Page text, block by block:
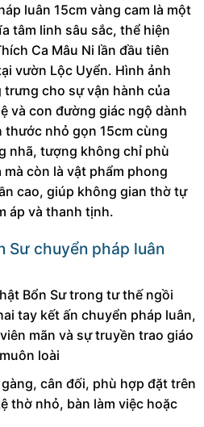
luân 15cm vàng cam là một
tâm linh sâu sắc, thể hiện
Ca Mâu Ni lần đầu tiên
vườn Lộc Uyển. Hình ảnh
cho sự vận hành của
và con đường giác ngộ dành
nhỏ gọn 15cm cùng
nhã, tượng không chỉ phù
còn là vật phẩm phong
cao, giúp không gian thờ tự
áp và thanh tịnh.
Sư chuyển pháp luân
Bổn Sư trong tư thế ngồi
tay kết ấn chuyển pháp luân,
mãn và sự truyền trao giáo
loài
cân đối, phù hợp đặt trên
thờ nhỏ, bàn làm việc hoặc